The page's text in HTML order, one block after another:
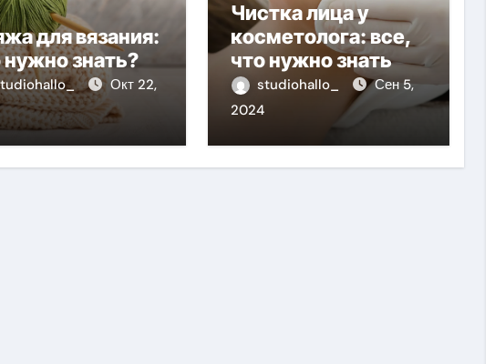
для вязания:
нужно знать?
Окт 22,
Чистка лица у
косметолога: все,
что нужно знать
studiohallo_
Сен 5,
2024